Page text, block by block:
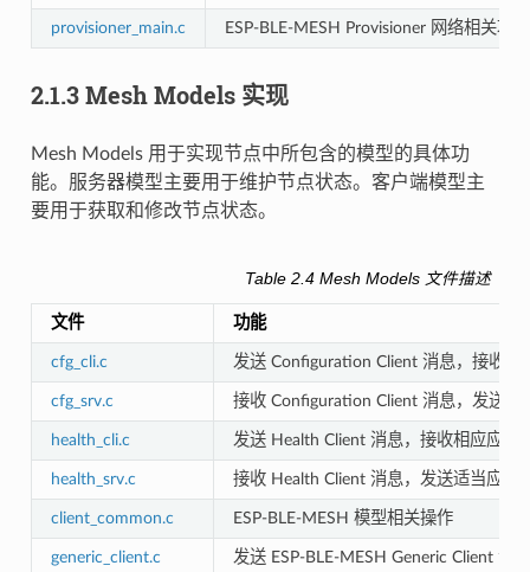
provisioner_main.c ESP-BLE-MESH Provisioner 网络相关功能
2.1.3 Mesh Models 实现
Mesh Models 用于实现节点中所包含的模型的具体功
能。服务器模型主要用于维护节点状态。客户端模型主
要用于获取和修改节点状态。
Table 2.4 Mesh Models 文件描述
文件 功能
cfg_cli.c 发送 Configuration Client 消息，接收相
cfg_srv.c 接收 Configuration Client 消息，发送适
health_cli.c 发送 Health Client 消息，接收相应应答
health_srv.c 接收 Health Client 消息，发送适当应答
client_common.c ESP-BLE-MESH 模型相关操作
generic_client.c 发送 ESP-BLE-MESH Generic Client 消